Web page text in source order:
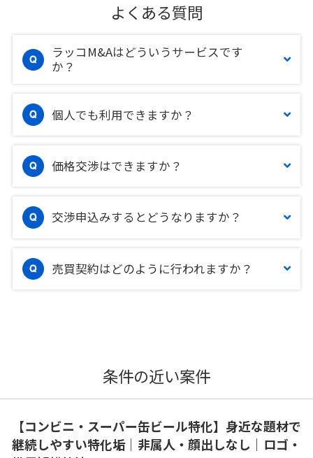
よくある質問
ラッコM&Aはどういうサービスです
か？
個人でも利用できますか？
価格交渉はできますか？
交渉申込みするとどうなりますか？
売買契約はどのように行われますか？
条件の近い案件
【コンビニ・スーパー缶ビール特化】身近な題材で
継続しやすい特化垢｜非属人・顔出しなし｜ロゴ・